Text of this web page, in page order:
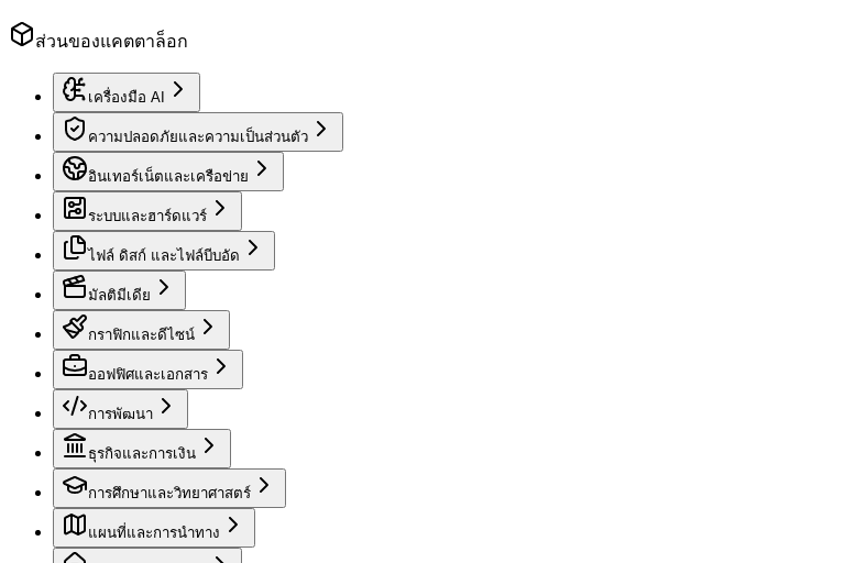
ส่วนของแคตตาล็อก
เครื่องมือ AI
ความปลอดภัยและความเป็นส่วนตัว
อินเทอร์เน็ตและเครือข่าย
ระบบและฮาร์ดแวร์
ไฟล์ ดิสก์ และไฟล์บีบอัด
มัลติมีเดีย
กราฟิกและดีไซน์
ออฟฟิศและเอกสาร
การพัฒนา
ธุรกิจและการเงิน
การศึกษาและวิทยาศาสตร์
แผนที่และการนำทาง